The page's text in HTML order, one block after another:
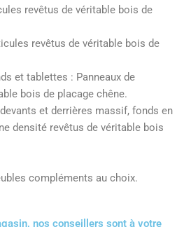
revêtus de véritable bois de
revêtus de véritable bois de
et tablettes : Panneaux de
bois de placage chêne.
et derrières massif, fonds en
densité revêtus de véritable bois
compléments au choix.
nos conseillers sont à votre